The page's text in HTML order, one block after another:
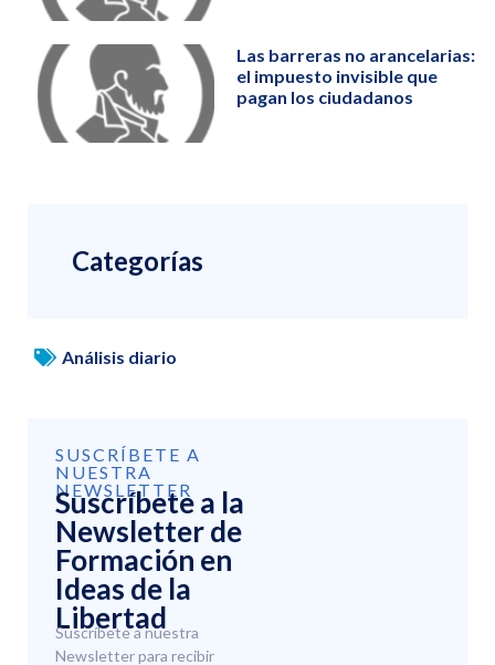
Las barreras no arancelarias:
el impuesto invisible que
pagan los ciudadanos
Categorías
Análisis diario
SUSCRÍBETE A
NUESTRA
NEWSLETTER
Suscríbete a la
Newsletter de
Formación en
Ideas de la
Libertad
Suscríbete a nuestra
Newsletter para recibir